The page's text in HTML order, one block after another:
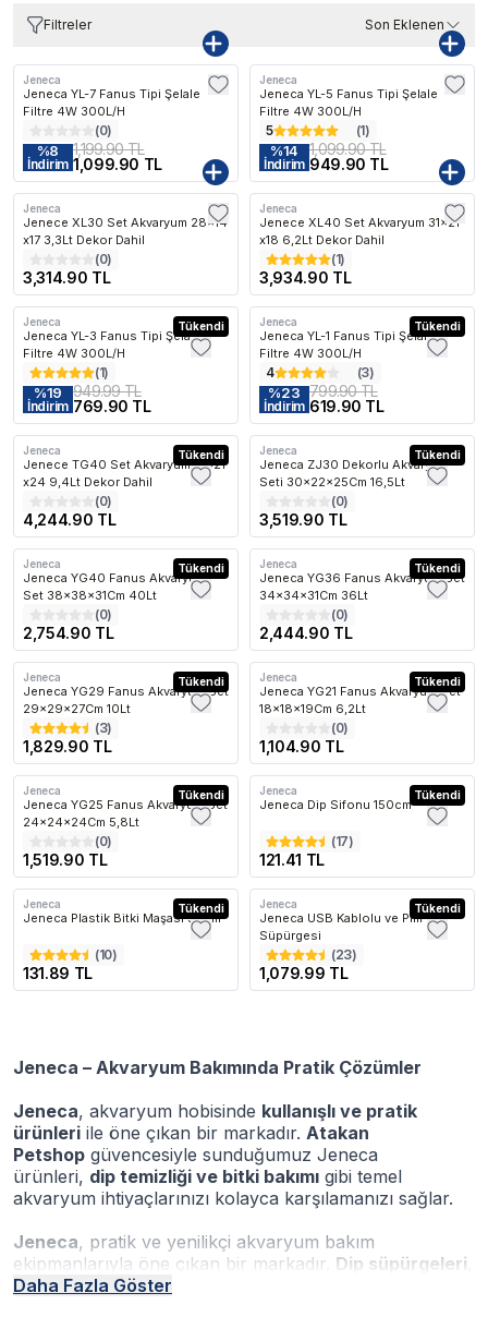
Filtreler Son Eklenen
Jeneca
Jeneca YL-7 Fanus Tipi Şelale
Filtre 4W 300L/H
(0)
%8
İndirim
1,199.90 TL
1,099.90 TL
Jeneca
Jeneca YL-5 Fanus Tipi Şelale
Filtre 4W 300L/H
5 (1)
%14
İndirim
1,099.90 TL
949.90 TL
Kargo Bedava
Jeneca
Jenece XL30 Set Akvaryum 28x14
x17 3,3Lt Dekor Dahil
(0)
3,314.90 TL
Kargo Bedava
Jeneca
Jenece XL40 Set Akvaryum 31x21
x18 6,2Lt Dekor Dahil
(1)
3,934.90 TL
Tükendi
Jeneca
Jeneca YL-3 Fanus Tipi Şelale
Filtre 4W 300L/H
(1)
%19
İndirim
949.99 TL
769.90 TL
Tükendi
Jeneca
Jeneca YL-1 Fanus Tipi Şelale
Filtre 4W 300L/H
4 (3)
%23
İndirim
799.90 TL
619.90 TL
Kargo Bedava Tükendi
Jeneca
Jenece TG40 Set Akvaryum 31x21
x24 9,4Lt Dekor Dahil
(0)
4,244.90 TL
Kargo Bedava Tükendi
Jeneca
Jeneca ZJ30 Dekorlu Akvaryum
Seti 30x22x25Cm 16,5Lt
(0)
3,519.90 TL
Kargo Bedava Tükendi
Jeneca
Jeneca YG40 Fanus Akvaryum
Set 38x38x31Cm 40Lt
(0)
2,754.90 TL
Kargo Bedava Tükendi
Jeneca
Jeneca YG36 Fanus Akvaryum Set
34x34x31Cm 36Lt
(0)
2,444.90 TL
Kargo Bedava Tükendi
Jeneca
Jeneca YG29 Fanus Akvaryum Set
29x29x27Cm 10Lt
(3)
1,829.90 TL
Kargo Bedava Tükendi
Jeneca
Jeneca YG21 Fanus Akvaryum Set
18x18x19Cm 6,2Lt
(0)
1,104.90 TL
Kargo Bedava Tükendi
Jeneca
Jeneca YG25 Fanus Akvaryum Set
24x24x24Cm 5,8Lt
(0)
1,519.90 TL
Tükendi
Jeneca
Jeneca Dip Sifonu 150cm
(17)
121.41 TL
Tükendi
Jeneca
Jeneca Plastik Bitki Maşası 50cm
(10)
131.89 TL
Kargo Bedava Tükendi
Jeneca
Jeneca USB Kablolu ve Pilli Dip
Süpürgesi
(23)
1,079.99 TL
Jeneca – Akvaryum Bakımında Pratik Çözümler
Jeneca, akvaryum hobisinde kullanışlı ve pratik
ürünleri ile öne çıkan bir markadır. Atakan
Petshop güvencesiyle sunduğumuz Jeneca
ürünleri, dip temizliği ve bitki bakımı gibi temel
akvaryum ihtiyaçlarınızı kolayca karşılamanızı sağlar.
Jeneca, pratik ve yenilikçi akvaryum bakım
ekipmanlarıyla öne çıkan bir markadır. Dip süpürgeleri
sifon sistemleri,akvaryum bitki maşaları
Daha Fazla Göster